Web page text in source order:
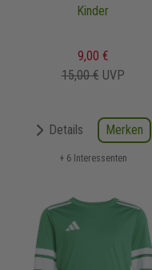
Kinder
9,00 €
15,00 € UVP
Details Merken
+ 6 Interessenten